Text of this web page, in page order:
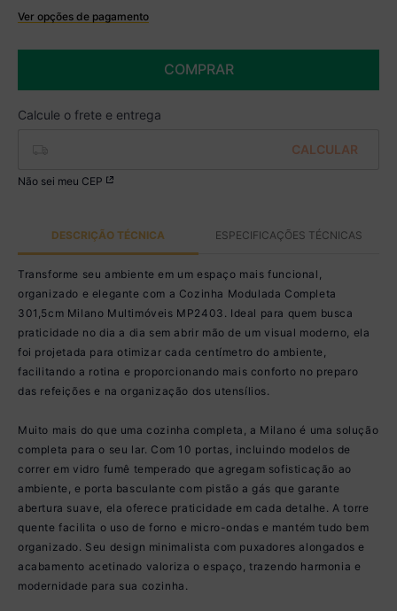
Ver opções de pagamento
R$ 2.279,99 à vista no BoletoCOMPRAR
Não sei meu CEP
DESCRIÇÃO TÉCNICA ESPECIFICAÇÕES TÉCNICAS
Transforme seu ambiente em um espaço mais funcional,
organizado e elegante com a Cozinha Modulada Completa
301,5cm Milano Multimóveis MP2403. Ideal para quem busca
praticidade no dia a dia sem abrir mão de um visual moderno, ela
foi projetada para otimizar cada centímetro do ambiente,
facilitando a rotina e proporcionando mais conforto no preparo
das refeições e na organização dos utensílios.
Muito mais do que uma cozinha completa, a Milano é uma solução
completa para o seu lar. Com 10 portas, incluindo modelos de
correr em vidro fumê temperado que agregam sofisticação ao
ambiente, e porta basculante com pistão a gás que garante
abertura suave, ela oferece praticidade em cada detalhe. A torre
quente facilita o uso de forno e micro-ondas e mantém tudo bem
organizado. Seu design minimalista com puxadores alongados e
acabamento acetinado valoriza o espaço, trazendo harmonia e
modernidade para sua cozinha.